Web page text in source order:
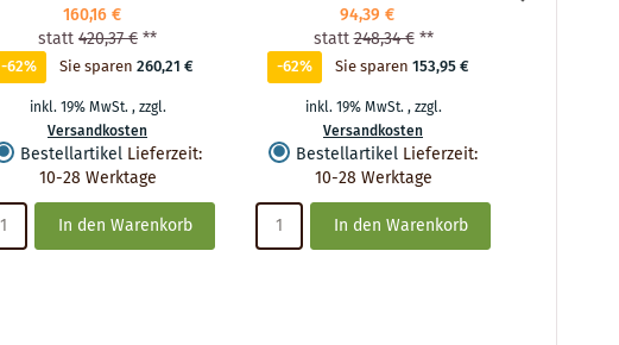
160,16 €
statt420,37 €**
-62% Sie sparen260,21 €
inkl. 19% MwSt.,zzgl.
Versandkosten
Bestellartikel Lieferzeit:
10-28 Werktage
In den Warenkorb
94,39 €
statt248,34 € **
-62% Sie sparen153,95 €
inkl. 19% MwSt.,zzgl.
Versandkosten
Bestellartikel Lieferzeit:
10-28 Werktage
In den Warenkorb